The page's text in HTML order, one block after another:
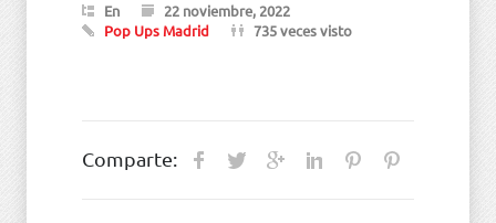
En
22 noviembre, 2022
Pop Ups Madrid
735 veces visto
Comparte: